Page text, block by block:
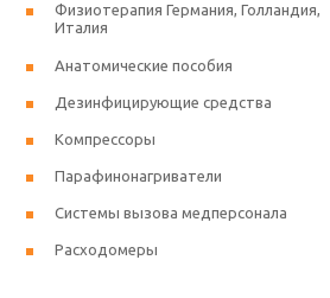
Физиотерапия Германия, Голландия,
Италия
Анатомические пособия
Дезинфицирующие средства
Компрессоры
Парафинонагриватели
Системы вызова медперсонала
Расходомеры